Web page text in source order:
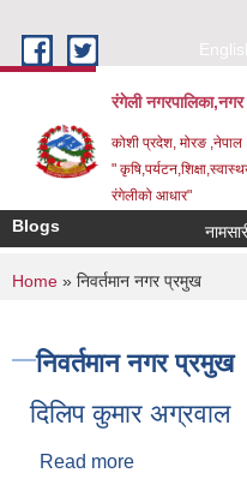
रंगेली नगरपालिका,नगर
कोशी प्रदेश, मोरङ ,नेपाल
"
रंगेलीको आधार"
Blogs
You are here
Home » निवर्तमान नगर प्रमुख
निवर्तमान नगर प्रमुख
दिलिप कुमार अग्रवाल
Read more